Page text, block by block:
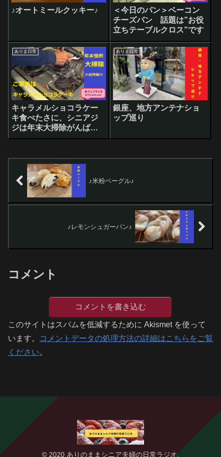
♪オートミールクッキー♪
＜今日のパン＞ベーコン
チーズパン 話題は”お役
立ちテーブルクロス”です
ありま日常
キャラメルショコラケー
キ食べたさに、シニアジ
ジは年末大掃除がんばり
ました！
ありま日常
銀座、地方アンテナショ
ップ巡り
♪米粉ベーグル♪
♪レモンシュガーパン♪
コメント
コメントを書き込む
このサイトはスパムを低減するために Akismet を使って
います。
コメントデータの処理方法の詳細はこちらをご覧
ください。
© 2020 ありのままシニア夫婦の日常ラジオ.